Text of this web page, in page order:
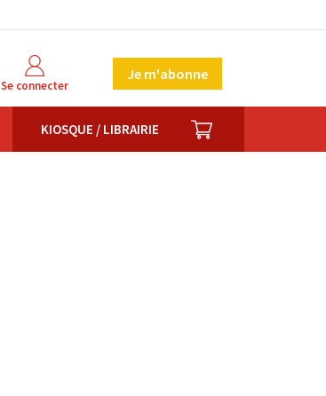
Se connecter
Je m'abonne
KIOSQUE / LIBRAIRIE PANIER